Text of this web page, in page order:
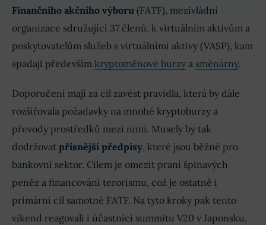
Finančního akčního výboru (FATF), mezivládní
organizace sdružující 37 členů, k virtuálním aktivům a
poskytovatelům služeb s virtuálními aktivy (VASP), kam
spadají především kryptoměnové burzy a směnárny.
Doporučení mají za cíl zavést pravidla, která by dále
rozšiřovala požadavky na mnohé kryptoburzy a
převody prostředků mezi nimi. Musely by tak
dodržovat přísnější předpisy, které jsou běžné pro
bankovní sektor. Cílem je omezit praní špinavých
peněz a financování terorismu, což je ostatně i
primární cíl samotné FATF. Na tyto kroky pak tento
víkend reagovali i účastníci summitu V20 v Japonsku,